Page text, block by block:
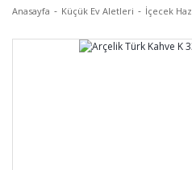
Anasayfa Küçük Ev Aletleri İçecek